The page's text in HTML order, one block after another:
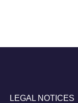
LEGAL NOTICES